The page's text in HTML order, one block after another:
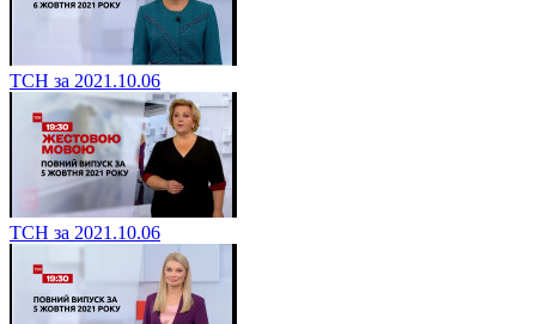
ТСН за 2021.10.06
ТСН за 2021.10.06